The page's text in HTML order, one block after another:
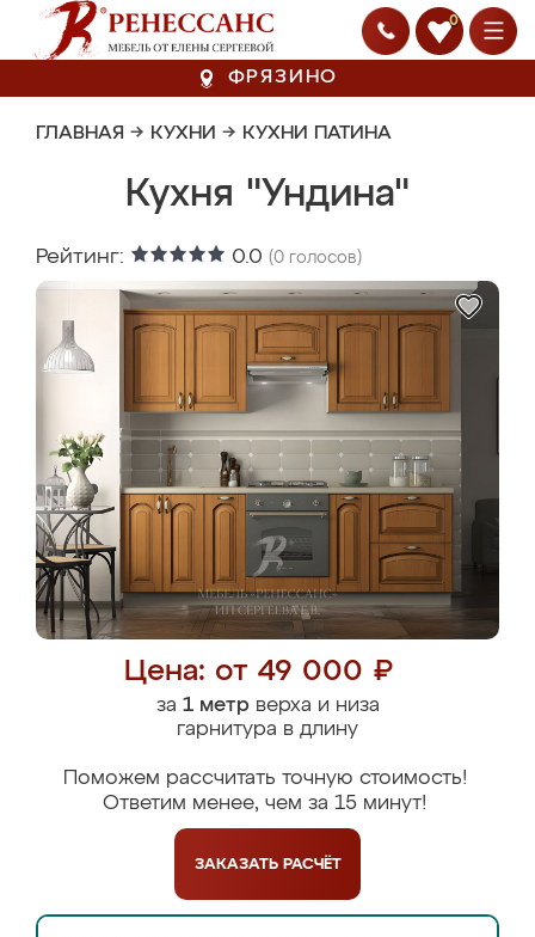
0
ФРЯЗИНО
ГЛАВНАЯ → КУХНИ → КУХНИ ПАТИНА
Кухня "Ундина"
Рейтинг: 0.0 (0 голосов)
Цена: от 49 000 ₽
за 1 метрверха и низа
гарнитура в длину
Поможем рассчитать точную стоимость!
Ответим менее, чем за 15 минут!
ЗАКАЗАТЬ РАСЧЁТ